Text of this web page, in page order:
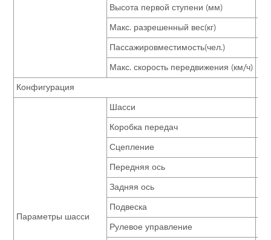
Высота первой ступени (мм)
Макс. разрешенный вес(кг)
Пассажировместимость(чел.)
Макс. скорость передвижения (км/ч)
Конфигурация
Параметры шасси
Шасси
Коробка передач
Сцепление
Передняя ось
Задняя ось
Подвеска
Рулевое управление